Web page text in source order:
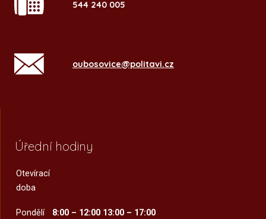
544 240 005
oubosovice@politavi.cz
Úřední hodiny
Otevírací
doba
Pondělí 8:00 – 12:00 13:00 – 17:00